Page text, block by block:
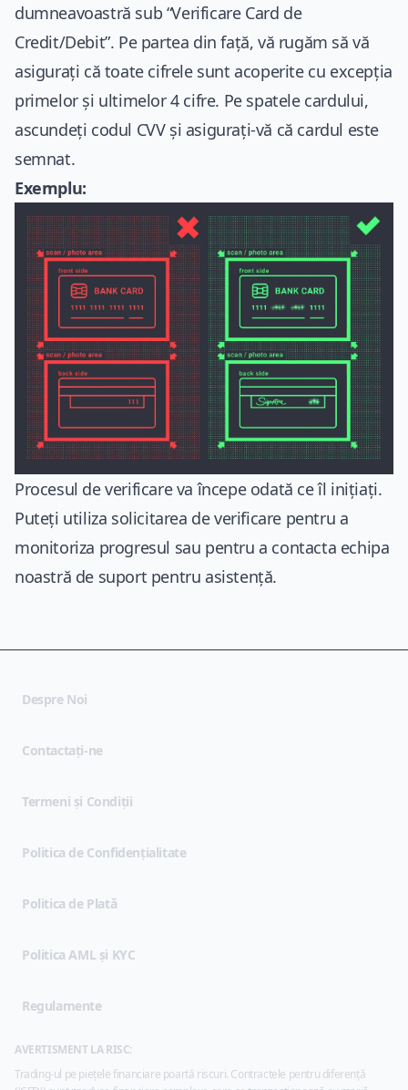
dumneavoastră sub “Verificare Card de
Credit/Debit”. Pe partea din față, vă rugăm să vă
asigurați că toate cifrele sunt acoperite cu excepția
primelor și ultimelor 4 cifre. Pe spatele cardului,
ascundeți codul CVV și asigurați-vă că cardul este
semnat.
Exemplu:
Procesul de verificare va începe odată ce îl inițiați.
Puteți utiliza solicitarea de verificare pentru a
monitoriza progresul sau pentru a contacta echipa
noastră de suport pentru asistență.
Despre Noi
Contactați-ne
Termeni și Condiții(opens in new tab)
Politica de Confidențialitate(opens in new tab)
Politica de Plată
Politica AML și KYC
Regulamente
AVERTISMENT LA RISC:
Trading-ul pe piețele financiare poartă riscuri. Contractele pentru diferență